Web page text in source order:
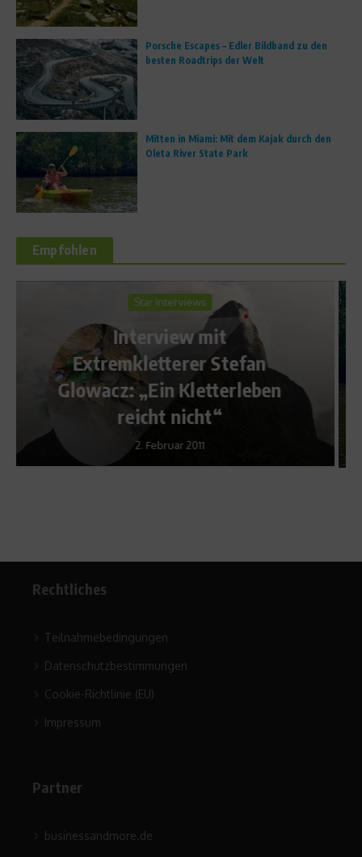
Porsche Escapes – Edler Bildband zu den
besten Roadtrips der Welt
Mitten in Miami: Mit dem Kajak durch den
Oleta River State Park
Empfohlen
Sports in the City
Mitten in Miami: Mit dem
Kajak durch den Oleta River
State Park
Rechtliches
Teilnahmebedingungen
Datenschutzbestimmungen
Cookie-Richtlinie (EU)
Impressum
Partner
businessandmore.de